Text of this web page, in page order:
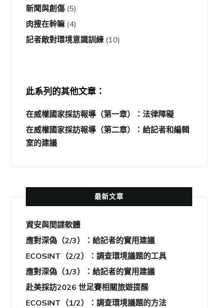
新聞與創傷 (5)
肉搜在幹嘛 (4)
記者敵對環境意識訓練 (10)
此系列的其他文章：
在威權國家採訪報導（第一章）：法律障礙
在威權國家採訪報導（第二章）：給記者和編輯
室的建議
最新文章
資安與間諜軟體
應對深偽（2/3）：給記者的實用建議
ECOSINT（2/2）：調查環境議題的工具
應對深偽（1/3）：給記者的實用建議
赴美採訪2026 世足賽相關旅遊提醒
ECOSINT（1/2）：調查環境議題的方法